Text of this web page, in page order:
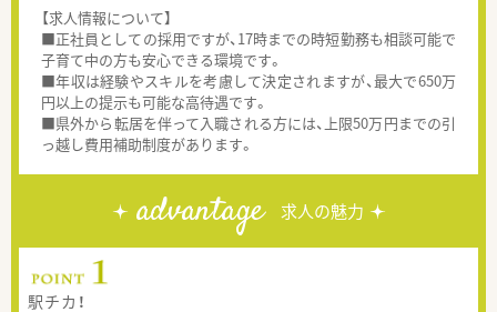
【求人情報について】
■正社員としての採用ですが、17時までの時短勤務も相談可能で
子育て中の方も安心できる環境です。
■年収は経験やスキルを考慮して決定されますが、最大で650万
円以上の提示も可能な高待遇です。
■県外から転居を伴って入職される方には、上限50万円までの引
っ越し費用補助制度があります。
advantage 求人の魅力
駅チカ！